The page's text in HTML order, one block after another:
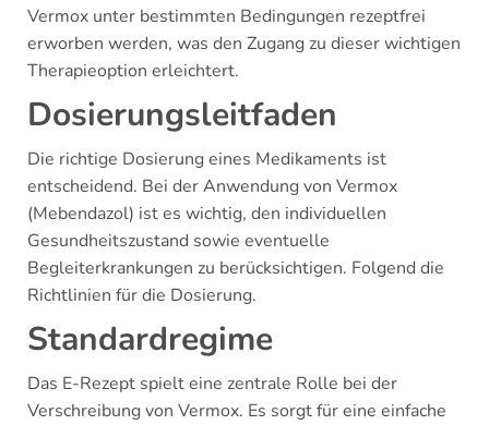
Vermox unter bestimmten Bedingungen rezeptfrei
erworben werden, was den Zugang zu dieser wichtigen
Therapieoption erleichtert.
Dosierungsleitfaden
Die richtige Dosierung eines Medikaments ist
entscheidend. Bei der Anwendung von Vermox
(Mebendazol) ist es wichtig, den individuellen
Gesundheitszustand sowie eventuelle
Begleiterkrankungen zu berücksichtigen. Folgend die
Richtlinien für die Dosierung.
Standardregime
Das E-Rezept spielt eine zentrale Rolle bei der
Verschreibung von Vermox. Es sorgt für eine einfache